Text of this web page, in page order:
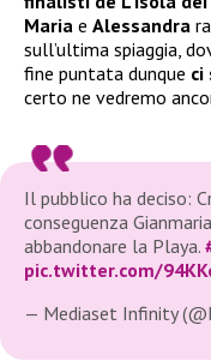
Maria e Alessandra
sull’ultima spiaggia,
fine puntata dunque ci
certo ne vedremo
Il pubblico ha deciso:
conseguenza
abbandonare la Playa.
pic.twitter.com/
— Mediaset Infinity